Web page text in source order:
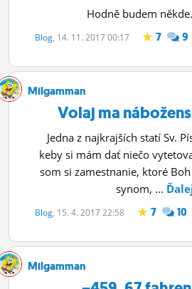
Hodně budem někde.
Blog, 14. 11. 2017 00:17 7 9
Milgamman
Volaj ma
Jedna z najkrajších statí Sv.
keby si mám dať niečo
som si zamestnanie, ktoré
synom, ...
Blog, 15. 4. 2017 22:58 7 10
Milgamman